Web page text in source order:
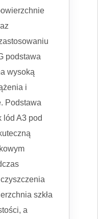
podstawa
wysoką
i
Podstawa
lód A3 pod
szkła
a